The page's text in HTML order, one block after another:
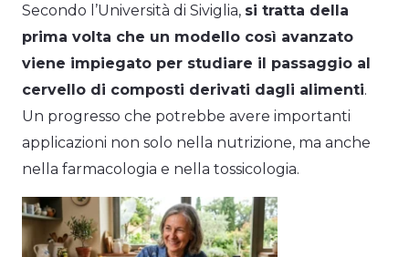
Secondo l’Università di Siviglia, si tratta della
prima volta che un modello così avanzato
viene impiegato per studiare il passaggio al
cervello di composti derivati dagli alimenti.
Un progresso che potrebbe avere importanti
applicazioni non solo nella nutrizione, ma anche
nella farmacologia e nella tossicologia.